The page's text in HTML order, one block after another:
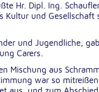
Hr. Dipl. Ing.
Kultur und Gesellschaft
und Jugendliche,
Carers.
Mischung aus
war so